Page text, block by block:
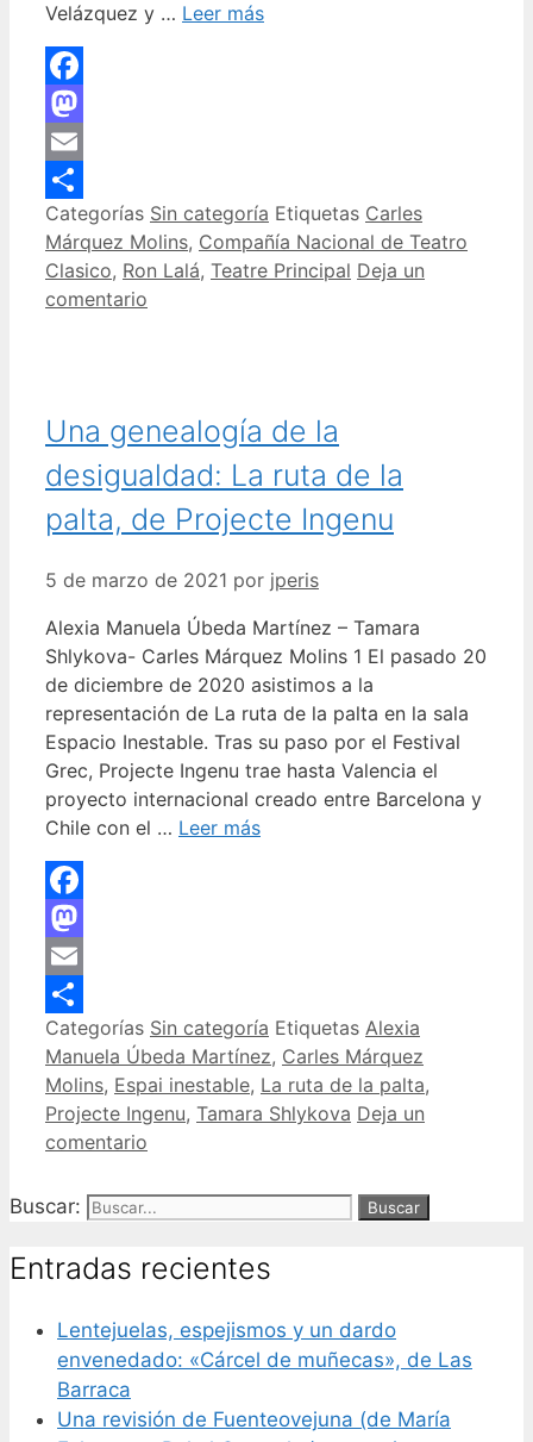
Velázquez y … Leer más
Facebook
Mastodon
Email
Compartir
Categorías Sin categoría Etiquetas Carles
Márquez Molins, Compañía Nacional de Teatro
Clasico, Ron Lalá, Teatre Principal Deja un
comentario
Una genealogía de la
desigualdad: La ruta de la
palta, de Projecte Ingenu
5 de marzo de 2021 por jperis
Alexia Manuela Úbeda Martínez – Tamara
Shlykova- Carles Márquez Molins 1 El pasado 20
de diciembre de 2020 asistimos a la
representación de La ruta de la palta en la sala
Espacio Inestable. Tras su paso por el Festival
Grec, Projecte Ingenu trae hasta Valencia el
proyecto internacional creado entre Barcelona y
Chile con el … Leer más
Facebook
Mastodon
Email
Compartir
Categorías Sin categoría Etiquetas Alexia
Manuela Úbeda Martínez, Carles Márquez
Molins, Espai inestable, La ruta de la palta,
Projecte Ingenu, Tamara Shlykova Deja un
comentario
Buscar:
Entradas recientes
Lentejuelas, espejismos y un dardo
envenedado: «Cárcel de muñecas», de Las
Barraca
Una revisión de Fuenteovejuna (de María